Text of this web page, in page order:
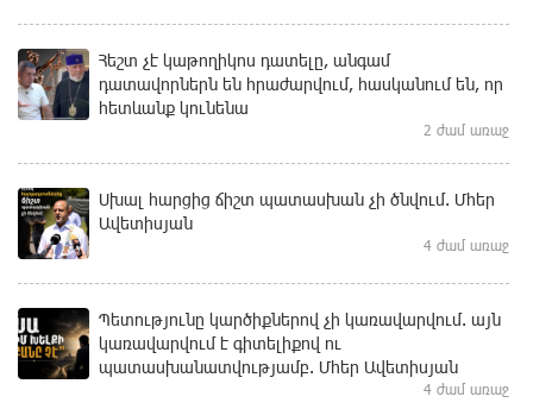
Հեշտ չէ կաթողիկոս դատելը, անգամ
դատավորներն են հրաժարվում, հասկանում են, որ
հետևանք կունենա
2 ժամ առաջ
Սխալ հարցից ճիշտ պատասխան չի ծնվում. Մհեր
Ավետիսյան
4 ժամ առաջ
Պետությունը կարծիքներով չի կառավարվում. այն
կառավարվում է գիտելիքով ու
պատասխանատվությամբ. Մհեր Ավետիսյան
4 ժամ առաջ